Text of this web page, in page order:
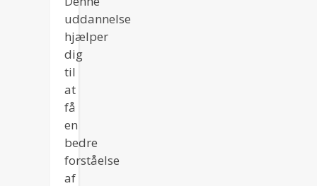
uddannelse
hjælper
dig
til
at
få
en
bedre
forståelse
af